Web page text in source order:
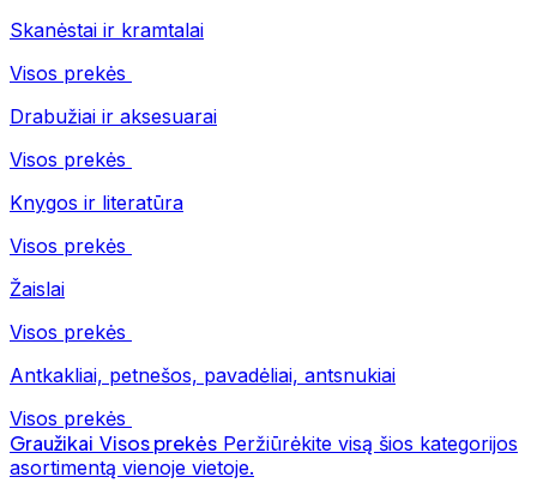
Skanėstai ir kramtalai
Visos prekės
Drabužiai ir aksesuarai
Visos prekės
Knygos ir literatūra
Visos prekės
Žaislai
Visos prekės
Antkakliai, petnešos, pavadėliai, antsnukiai
Visos prekės
Graužikai Visos prekės Peržiūrėkite visą šios kategorijos
asortimentą vienoje vietoje.